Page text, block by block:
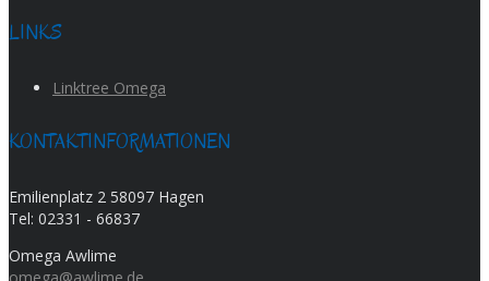
LINKS
Linktree Omega
KONTAKTINFORMATIONEN
Emilienplatz 2 58097 Hagen
Tel: 02331 - 66837
Omega Awlime